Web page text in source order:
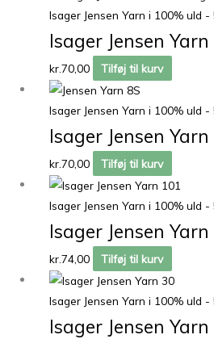
Isager Jensen Yarn i 100% uld -
Isager Jensen Yarn
kr.70,00 Tilføj til kurv
Isager Jensen Yarn i 100% uld -
Isager Jensen Yarn
kr.70,00 Tilføj til kurv
Isager Jensen Yarn i 100% uld -
Isager Jensen
kr.74,00 Tilføj til kurv
Isager Jensen Yarn i 100% uld -
Isager Jensen